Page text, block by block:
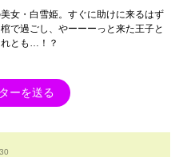
女・白雪姫。すぐに助けに来るはず
で過ごし、やーーーっと来た王子と
とも…！？
ーを送る